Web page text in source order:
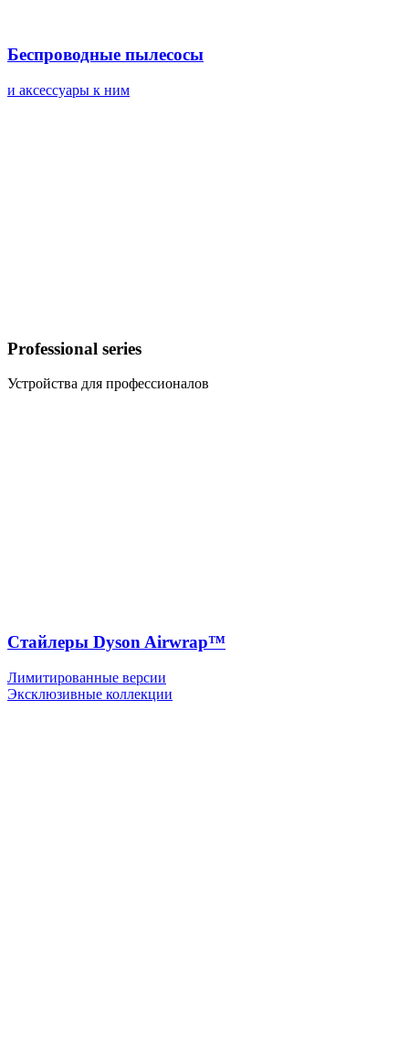
Беспроводные пылесосы
и аксессуары к ним
Professional series
Устройства для профессионалов
Стайлеры Dyson Airwrap™
Лимитированные версии
Эксклюзивные коллекции